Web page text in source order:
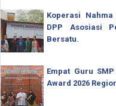
Koperasi
DPP Asosiasi
Bersatu.
Empat Guru
Award 2026